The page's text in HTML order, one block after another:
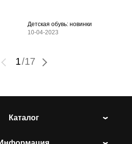
Детская обувь: новинки
10-04-2023
1/17
Каталог